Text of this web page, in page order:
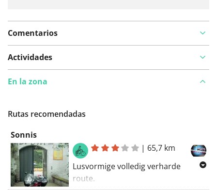
Comentarios
Actividades
En la zona
Rutas recomendadas
Sonnis
| 65,7 km
Lusvormige volledig verharde
route.